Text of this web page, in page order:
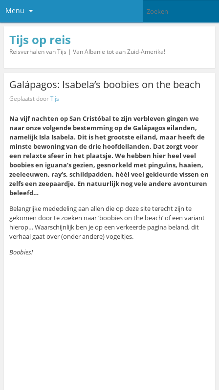
Menu
Tijs op reis
Reisverhalen van Tijs | Van Albanië tot aan Zuid-Amerika!
Galápagos: Isabela’s boobies on the beach
Geplaatst doorTijs
Na vijf nachten op San Cristóbal te zijn verbleven gingen we
naar onze volgende bestemming op de Galápagos eilanden,
namelijk Isla Isabela. Dit is het grootste eiland, maar heeft de
minste bewoning van de drie hoofdeilanden. Dat zorgt voor
een relaxte sfeer in het plaatsje. We hebben hier heel veel
boobies en iguana’s gezien, gesnorkeld met pinguïns, haaien,
zeeleeuwen, ray’s, schildpadden, héél veel gekleurde vissen en
zelfs een zeepaardje. En natuurlijk nog vele andere avonturen
beleefd…
Belangrijke mededeling aan allen die op deze site terecht zijn te
gekomen door te zoeken naar ‘boobies on the beach’ of een variant
hierop… Waarschijnlijk ben je op een verkeerde pagina beland, dit
verhaal gaat over (onder andere) vogeltjes.
Boobies!